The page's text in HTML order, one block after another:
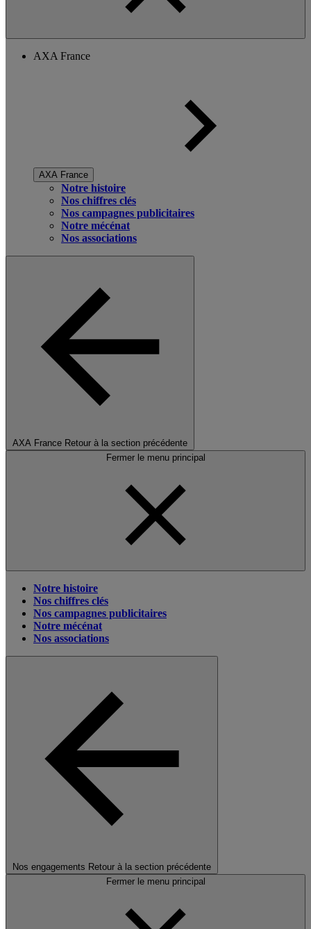
AXA France
AXA France
Notre histoire
Nos chiffres clés
Nos campagnes publicitaires
Notre mécénat
Nos associations
AXA France Retour à la section précédente
Fermer le menu principal
Notre histoire
Nos chiffres clés
Nos campagnes publicitaires
Notre mécénat
Nos associations
Nos engagements Retour à la section précédente
Fermer le menu principal